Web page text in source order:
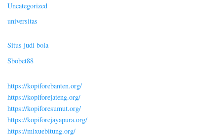
Uncategorized
universitas
Situs judi bola
Sbobet88
https://kopiforebanten.org/
https://kopiforejateng.org/
https://kopiforesumut.org/
https://kopiforejayapura.org/
https://mixuebitung.org/